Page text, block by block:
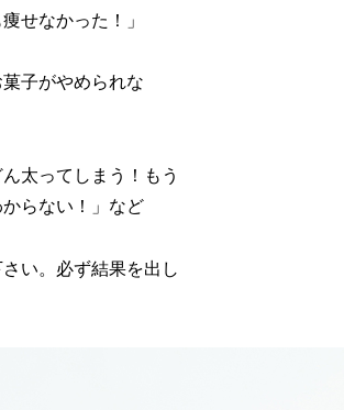
せなかった！」
菓子がやめられな
ん太ってしまう！もう
らない！」など
い。必ず結果を出し